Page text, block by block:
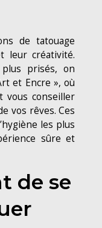
de tatouage
leur créativité.
prisés, on
et Encre », où
vous conseiller
vos rêves. Ces
les plus
sûre et
de se